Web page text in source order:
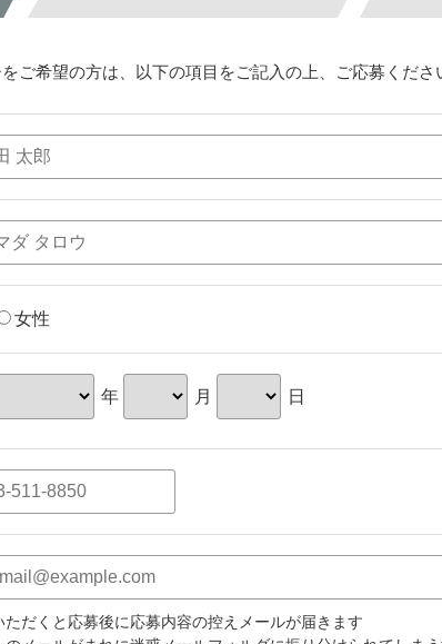
ご希望の方は、以下の項目をご記入の上、ご応募くださ
女性
年 月 日
だくと応募後に応募内容の控えメールが届きます